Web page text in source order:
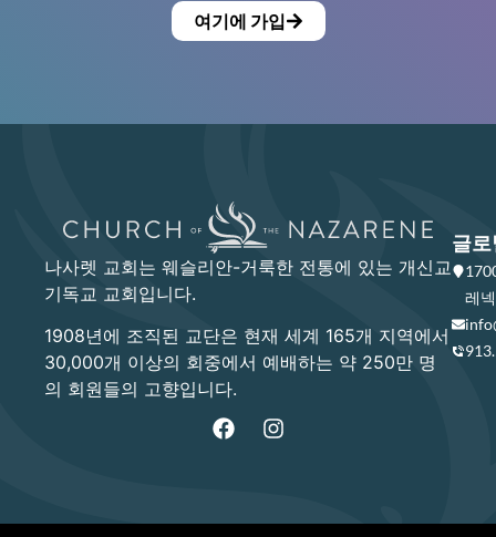
여기에 가입
나사렛 교회는 웨슬리안-거룩한 전통에 있는 개신교
기독교 교회입니다.
1908년에 조직된 교단은 현재 세계 165개 지역에서
30,000개 이상의 회중에서 예배하는 약 250만 명
의 회원들의 고향입니다.
글로
레